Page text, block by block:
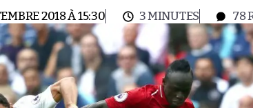
2018 À 15:30 3 MINUTES 78